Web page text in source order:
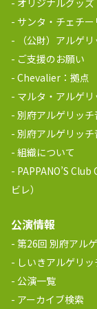
オリジナルグッズ
サンタ・チェチ
（公財）アルゲ
ご支援のお願い
Chevalier：拠点
マルタ・アルゲリ
別府アルゲリッ
別府アルゲリッ
組織について
PAPPANO’S
ビレ）
公演情報
第26回 別府アル
しいきアルゲリ
公演一覧
アーカイブ検索